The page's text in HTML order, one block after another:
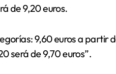
de 9,20 euros.
9,60 euros a partir
será de 9,70 euros”.